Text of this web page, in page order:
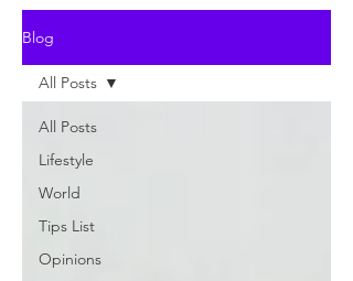
Blog
All Posts
Lifestyle
World
Tips List
Opinions
All Posts